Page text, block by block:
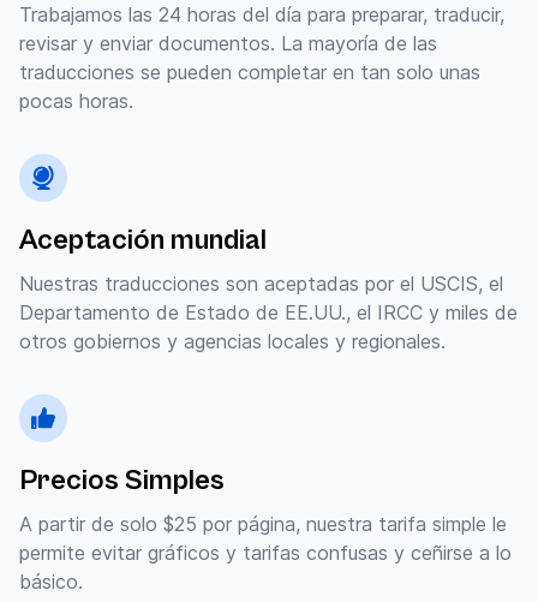
Trabajamos las 24 horas del día para preparar, traducir,
revisar y enviar documentos. La mayoría de las
traducciones se pueden completar en tan solo unas
pocas horas.
Aceptación mundial
Nuestras traducciones son aceptadas por el USCIS, el
Departamento de Estado de EE.UU., el IRCC y miles de
otros gobiernos y agencias locales y regionales.
Precios Simples
A partir de solo $25 por página, nuestra tarifa simple le
permite evitar gráficos y tarifas confusas y ceñirse a lo
básico.